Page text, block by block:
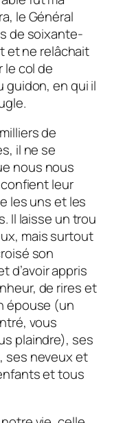
le Général
de soixante-
et ne relâchait
le col de
guidon, en qui il
de
il ne se
nous nous
leur
les uns et les
Il laisse un trou
mais surtout
son
d’avoir appris
de rires et
épouse (un
vous
plaindre), ses
ses neveux et
et tous